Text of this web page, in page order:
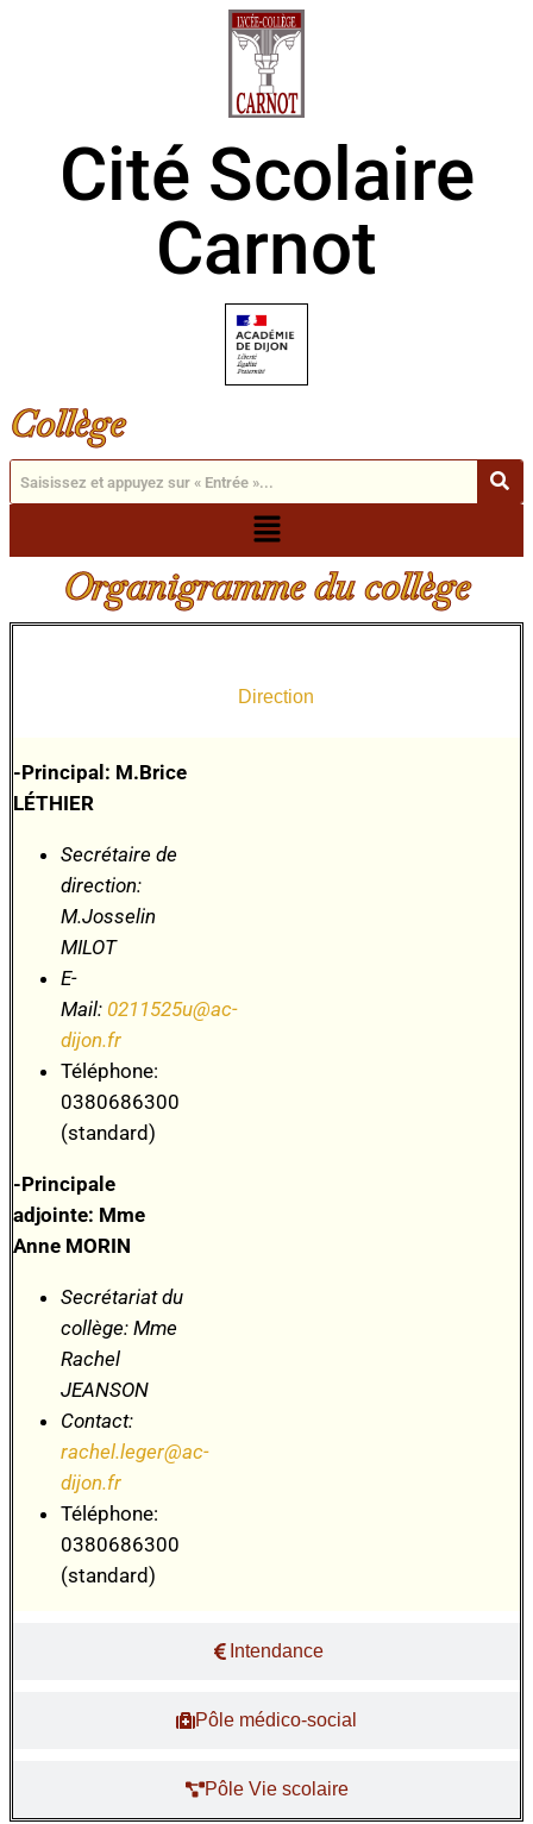
Cité Scolaire
Carnot
Collège
Organigramme du collège
Direction
Intendance
Pôle médico-social
Pôle Vie scolaire
-Principal: M.Brice
LÉTHIER
Secrétaire de
direction:
M.Josselin
MILOT
E-
Mail: 0211525u@ac-
dijon.fr
Téléphone:
0380686300
(standard)
-Principale
adjointe: Mme
Anne MORIN
Secrétariat du
collège: Mme
Rachel
JEANSON
Contact:
rachel.leger@ac-
dijon.fr
Téléphone:
0380686300
(standard)